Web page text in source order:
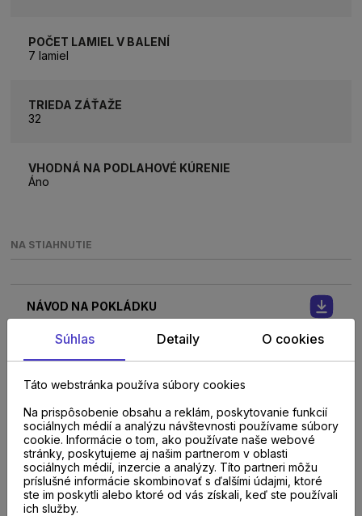
POČET LAMIEL V BALENÍ
7 lamiel
TRIEDA ZÁŤAŽE
32
VHODNÁ NA PODLAHOVÉ KÚRENIE
Áno
NA STIAHNUTIE
NÁVOD NA POKLÁDKU
PODLAHOVÉ VYKUROVANIE
TECHNICKÝ LIST
NAJČASTEJŠIE OTÁZKY A ODPOVEDE
Súhlas Detaily O cookies
Táto webstránka používa súbory cookies
Na prispôsobenie obsahu a reklám, poskytovanie funkcií
sociálnych médií a analýzu návštevnosti používame súbory
cookie. Informácie o tom, ako používate naše webové
stránky, poskytujeme aj našim partnerom v oblasti
sociálnych médií, inzercie a analýzy. Títo partneri môžu
príslušné informácie skombinovať s ďalšími údajmi, ktoré
ste im poskytli alebo ktoré od vás získali, keď ste používali
ich služby.